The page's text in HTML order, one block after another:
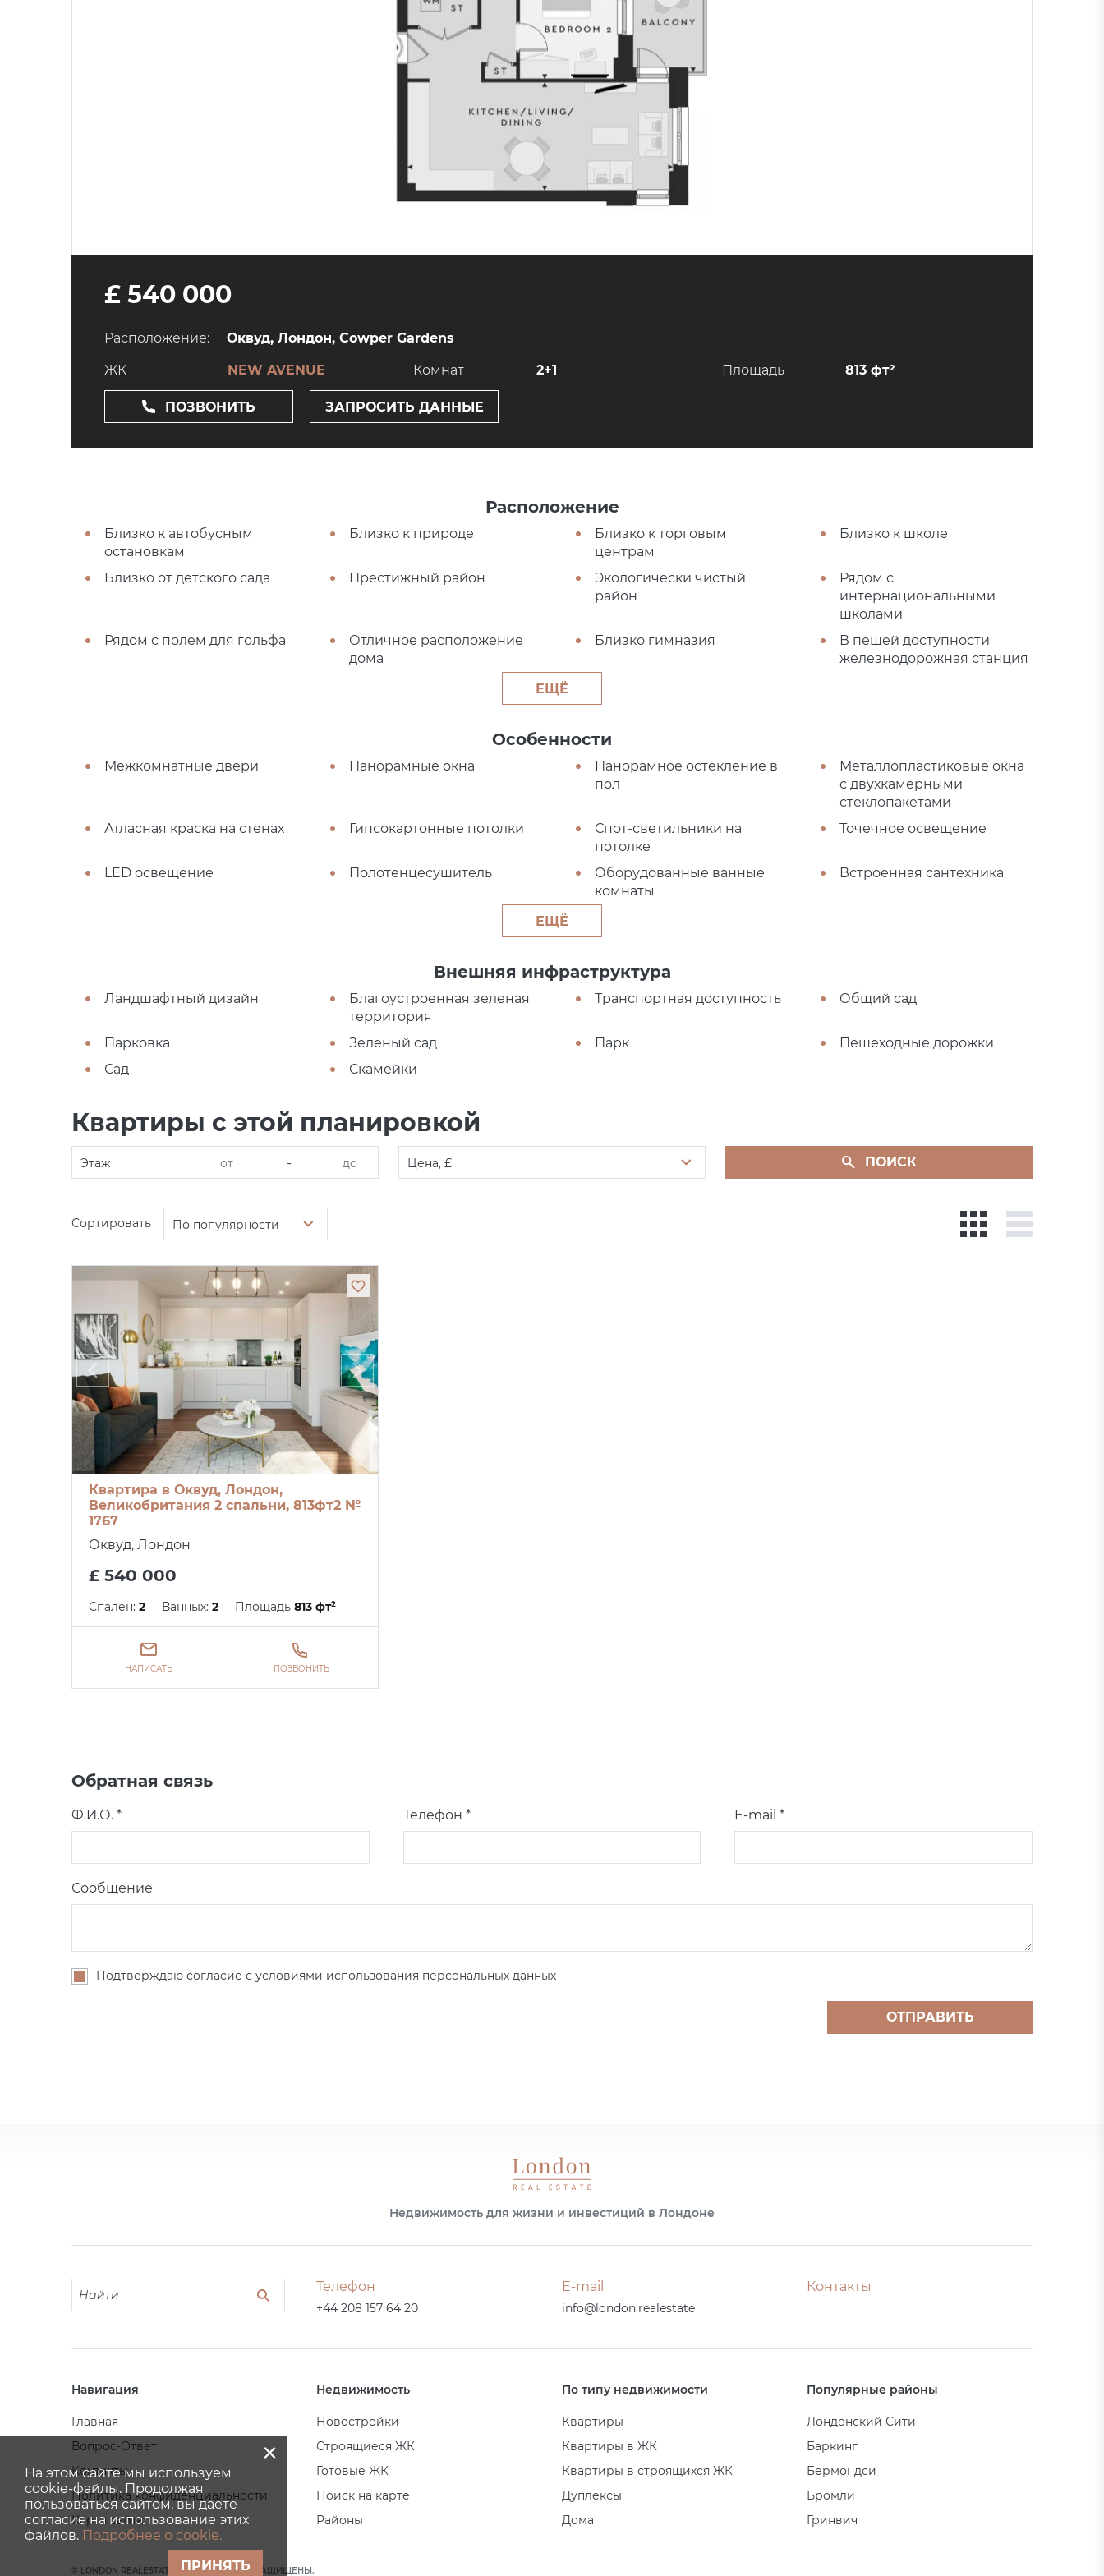
£ 540 000
Расположение: Оквуд, Лондон, Cowper Gardens
ЖК NEW AVENUE Комнат 2+1 Площадь 813 фт²
ПОЗВОНИТЬ ЗАПРОСИТЬ ДАННЫЕ
Расположение
Близко к автобусным
остановкам
Близко к природе
Близко к торговым
центрам
Близко к школе
Близко от детского сада Престижный район
Экологически чистый
район
Рядом с
интернациональными
школами
Рядом с полем для гольфа
Отличное расположение
дома
Близко гимназия
В пешей доступности
железнодорожная станция
ЕЩЁ
Особенности
Межкомнатные двери Панорамные окна
Панорамное остекление в
пол
Металлопластиковые окна
с двухкамерными
стеклопакетами
Атласная краска на стенах
Гипсокартонные потолки
Спот-светильники на
потолке
Точечное освещение
LED освещение Полотенцесушитель
Оборудованные ванные
комнаты
Встроенная сантехника
ЕЩЁ
Внешняя инфраструктура
Ландшафтный дизайн
Благоустроенная зеленая
территория
Транспортная доступность Общий сад
Парковка Зеленый сад Парк
Пешеходные дорожки
Сад
Скамейки
Квартиры с этой планировкой
Этаж - Цена, £ ПОИСК
Сортировать По популярности
Квартира в Оквуд, Лондон,
Великобритания 2 спальни, 813фт2 №
1767
Оквуд, Лондон
£ 540 000
Спален: 2 Ванных: 2 Площадь 813 фт²
НАПИСАТЬ ПОЗВОНИТЬ
Обратная связь
Ф.И.О. * Телефон * E-mail *
Сообщение
Подтверждаю согласие с условиями использования персональных данных
ОТПРАВИТЬ
Недвижимость для жизни и инвестиций в Лондоне
Телефон
+44 208 157 64 20
E-mail
info@london.realestate
Контакты
Навигация
Главная
Вопрос-Ответ
Контакты
Политика конфиденциальности
Карта сайта
Недвижимость
Новостройки
Строящиеся ЖК
Готовые ЖК
Поиск на карте
Районы
По типу недвижимости
Квартиры
Квартиры в ЖК
Квартиры в строящихся ЖК
Дуплексы
Дома
Популярные районы
Лондонский Сити
Баркинг
Бермондси
Бромли
Гринвич
© LONDON REALESTATE 2026. ВСЕ ПРАВА ЗАЩИЩЕНЫ.
×
На этом сайте мы используем
cookie-файлы. Продолжая
пользоваться сайтом, вы даете
согласие на использование этих
файлов. Подробнее о cookie.
ПРИНЯТЬ